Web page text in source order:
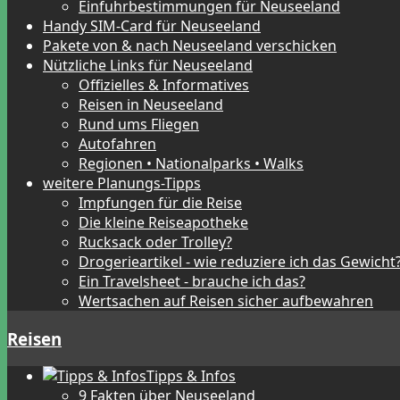
Einfuhrbestimmungen für Neuseeland
Handy SIM-Card für Neuseeland
Pakete von & nach Neuseeland verschicken
Nützliche Links für Neuseeland
Offizielles & Informatives
Reisen in Neuseeland
Rund ums Fliegen
Autofahren
Regionen • Nationalparks • Walks
weitere Planungs-Tipps
Impfungen für die Reise
Die kleine Reiseapotheke
Rucksack oder Trolley?
Drogerieartikel - wie reduziere ich das
Ein Travelsheet - brauche ich das?
Wertsachen auf Reisen sicher aufbewahren
Reisen
Tipps & Infos
9 Fakten über Neuseeland